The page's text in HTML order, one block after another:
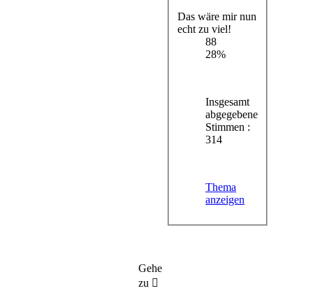
Das wäre mir nun
echt zu viel!
88
28%
Insgesamt
abgegebene
Stimmen :
314
Thema
anzeigen
Gehe
zu